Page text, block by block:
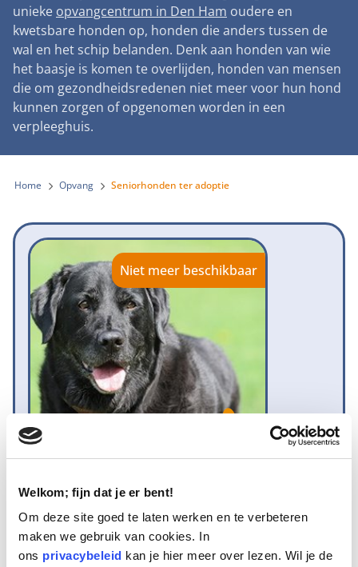
Welkom; fijn dat je er bent!
Om deze site goed te laten werken en te verbeteren
maken we gebruik van cookies. In
ons privacybeleid kan je hier meer over lezen. Wil je de
Landelijke registratie bijtincidenten
Verantwoord fokbeleid
Landelijk vuurwerkverbod
Verplichte pre-aanschaf cursus
Gemeentelijk meldpunt bijtincidenten
Bescherming tegen grasaren
Lezingen
Symposium Gemeentelijk Dierenbeleid
Teken onze petitie
Steun als bedrijf
Adopteer een seniorhond
Sponsor een seniorhond
Steun als vrijwilliger
Honden voor Honden Loop
Vraag een donatiebox aan
Wat wij doen
Onze organisatie
Samenwerking
Jaarverslag
Vacatures
Donateursmagazine Hond
Onze successen voor honden
Contactgegevens
Pers
Nieuws
Nieuwsbrief
Incassodata
Zoeken
unieke opvangcentrum in Den Ham oudere en
kwetsbare honden op, honden die anders tussen de
wal en het schip belanden. Denk aan honden van wie
het baasje is komen te overlijden, honden van mensen
die om gezondheidsredenen niet meer voor hun hond
kunnen zorgen of opgenomen worden in een
verpleeghuis.
Home Opvang Seniorhonden ter adoptie
Niet meer beschikbaar
Naam: Sam
Leeftijd: 10
Ras/type: Labrador Retriever
Geslacht: Teef